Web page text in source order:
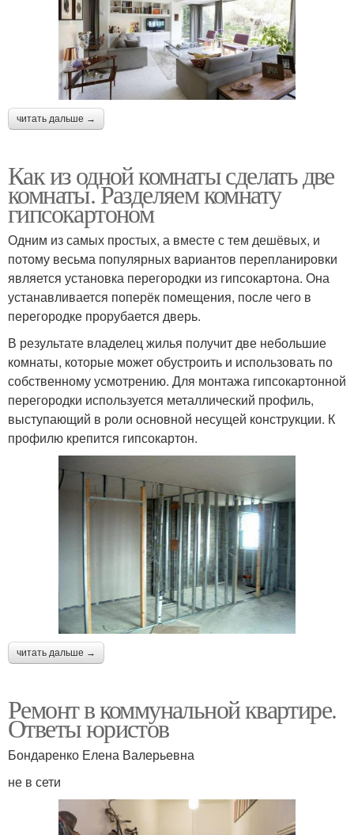
читать дальше →
Как из одной комнаты сделать две
комнаты. Разделяем комнату
гипсокартоном
Одним из самых простых, а вместе с тем дешёвых, и
потому весьма популярных вариантов перепланировки
является установка перегородки из гипсокартона. Она
устанавливается поперёк помещения, после чего в
перегородке прорубается дверь.
В результате владелец жилья получит две небольшие
комнаты, которые может обустроить и использовать по
собственному усмотрению. Для монтажа гипсокартонной
перегородки используется металлический профиль,
выступающий в роли основной несущей конструкции. К
профилю крепится гипсокартон.
читать дальше →
Ремонт в коммунальной квартире.
Ответы юристов
Бондаренко Елена Валерьевна
не в сети